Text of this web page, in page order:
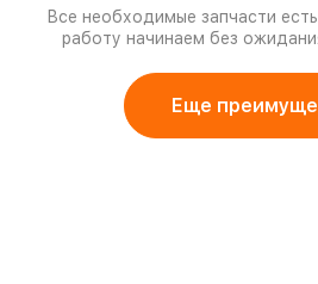
Все необходимые запчасти
работу начинаем без
Еще